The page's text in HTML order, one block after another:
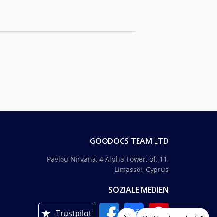
GOODOCS TEAM LTD
Pavlou Nirvana, 4 Alpha Tower, of. 11,
Limassol, Cyprus
SOZIALE MEDIEN
Trustpilot